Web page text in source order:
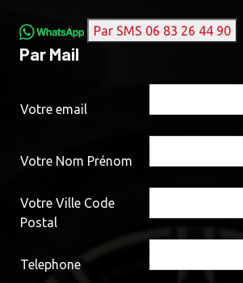
Par SMS 06 83 26 44 90
Par Mail
Votre email
Votre Nom Prénom
Votre Ville Code
Postal
Telephone